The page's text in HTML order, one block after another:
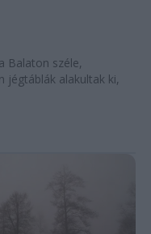
Balaton széle,
jégtáblák alakultak ki,